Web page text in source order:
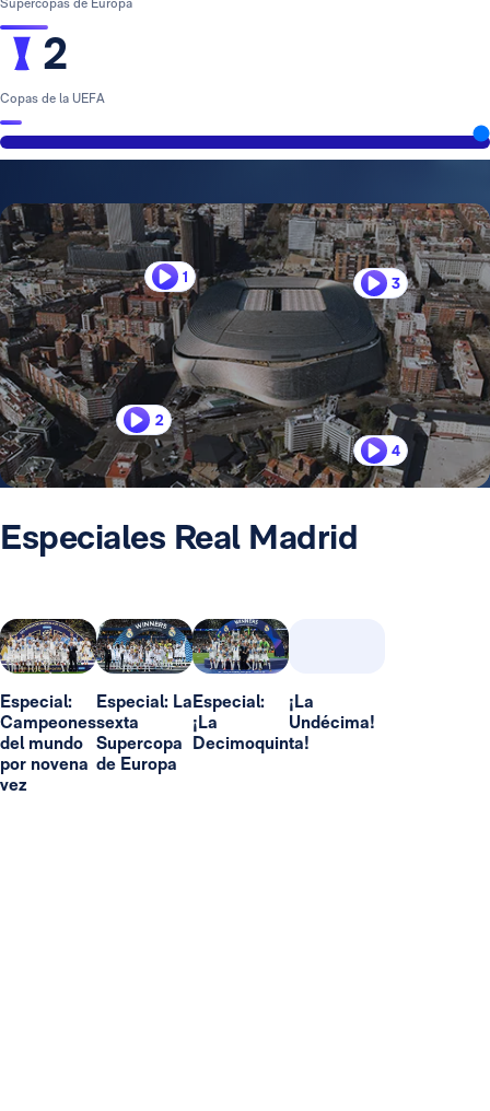
Supercopas de Europa
2
Copas de la UEFA
1
2
3
4
Especiales Real Madrid
Especial:
Campeones
del mundo
por novena
vez
Especial: La
sexta
Supercopa
de Europa
Especial:
¡La
Decimoquinta!
¡La
Undécima!